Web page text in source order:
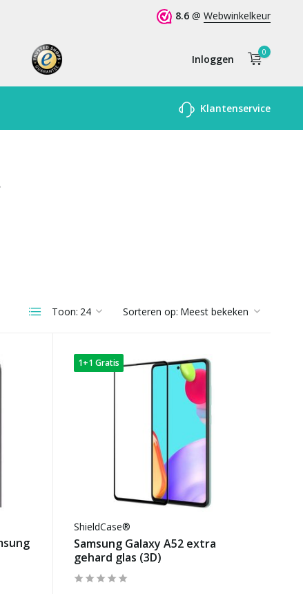
8.6 @ Webwinkelkeur
Inloggen
Account
0
Klantenservice
Toon: Sorteren op:
1+1 Gratis
ShieldCase®
Samsung Galaxy A52 extra
gehard glas (3D)